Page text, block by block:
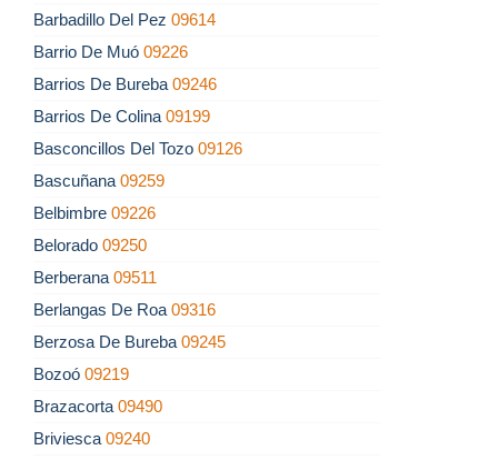
Barbadillo Del Pez 09614
Barrio De Muó 09226
Barrios De Bureba 09246
Barrios De Colina 09199
Basconcillos Del Tozo 09126
Bascuñana 09259
Belbimbre 09226
Belorado 09250
Berberana 09511
Berlangas De Roa 09316
Berzosa De Bureba 09245
Bozoó 09219
Brazacorta 09490
Briviesca 09240